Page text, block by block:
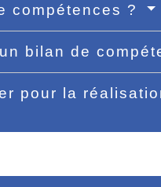
compétences ?
bilan de
pour la